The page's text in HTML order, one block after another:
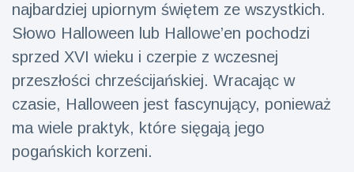
Zdrowie i sprawność
fizyczna
(73)
Podróże i przygody
(77)
Najnowsze
wiadomości
najbardziej upiornym świętem ze wszystkich.
Słowo Halloween lub Hallowe’en pochodzi
sprzed XVI wieku i czerpie z wczesnej
przeszłości chrześcijańskiej. Wracając w
czasie, Halloween jest fascynujący, ponieważ
ma wiele praktyk, które sięgają jego
pogańskich korzeni.